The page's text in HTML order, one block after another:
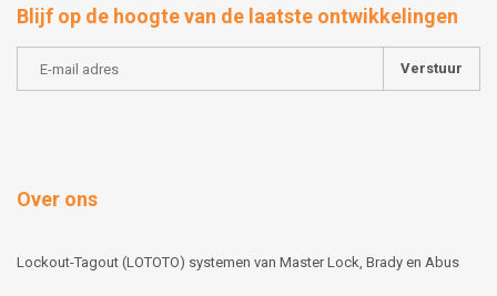
Blijf op de hoogte van de laatste ontwikkelingen
Verstuur
Over ons
Lockout-Tagout (LOTOTO) systemen van Master Lock, Brady en Abus